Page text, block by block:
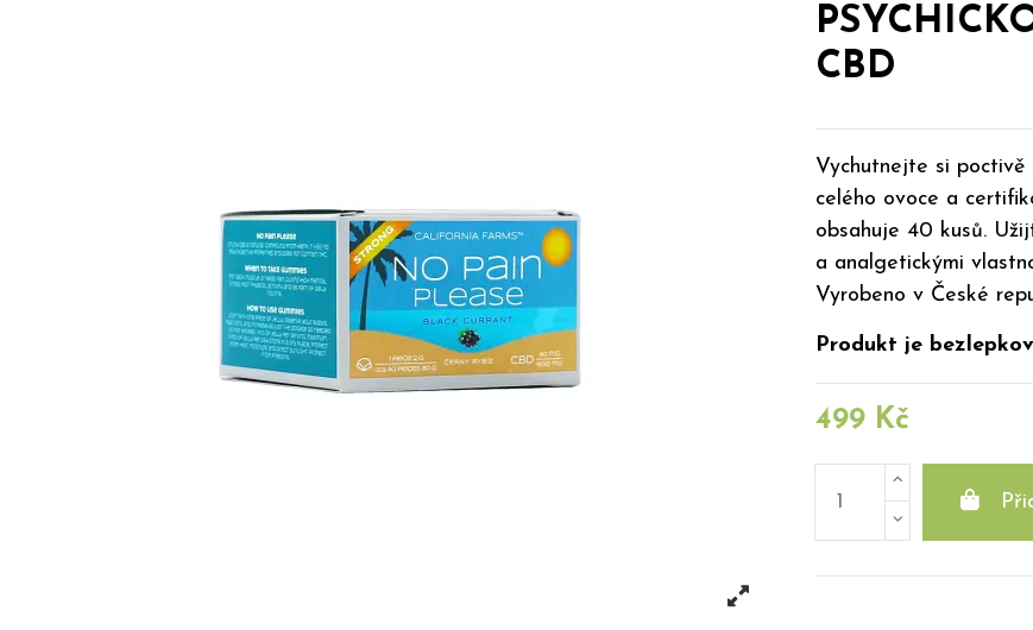
CBD
Vychutnejte si poctivě
celého ovoce a
obsahuje 40 kusů.
a analgetickými
Vyrobeno v České
Produkt je
499 Kč